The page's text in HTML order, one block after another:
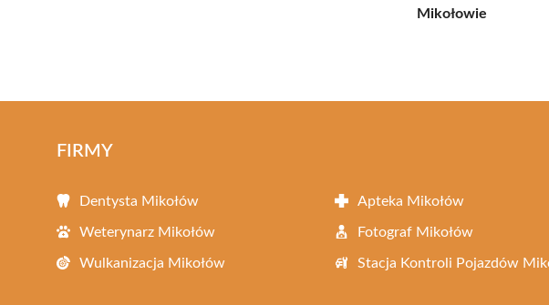
Mikołowie
FIRMY
Dentysta Mikołów Apteka Mikołów
Weterynarz Mikołów Fotograf Mikołów
Wulkanizacja Mikołów Stacja Kontroli Pojazdów